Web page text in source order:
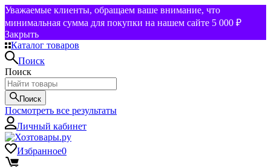
Уважаемые клиенты, обращаем ваше внимание, что
минимальная сумма для покупки на нашем сайте 5 000 ₽
Закрыть
Каталог товаров
Поиск
Поиск
Поиск
Посмотреть все результаты
Личный кабинет
Избранное0